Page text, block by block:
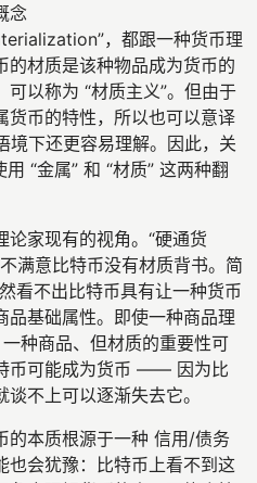
念
，都跟一种货币理
的材质是该种物品成为货币的
以称为 “材质主义”。但由于
货币的特性，所以也可以意译
境下还更容易理解。因此，关
“金属” 和 “材质” 这两种翻
家现有的视角。“硬通货
满意比特币没有材质背书。简
看不出比特币具有让一种货币
品基础属性。即使一种商品理
种商品、但材质的重要性可
币可能成为货币 —— 因为比
不上可以逐渐失去它。
的本质根源于一种 信用/债务
也会犹豫：比特币上看不到这